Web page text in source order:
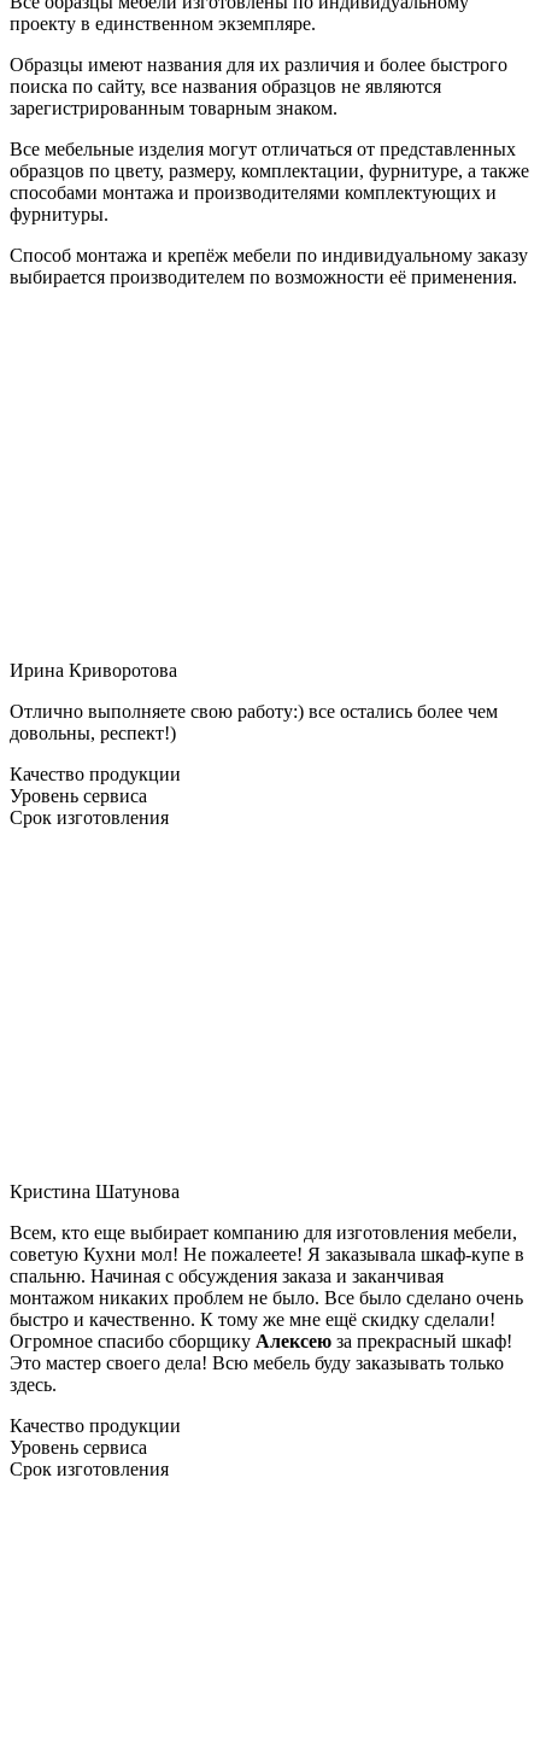
проекту в единственном экземпляре.
Образцы имеют названия для их различия и более быстрого
поиска по сайту, все названия образцов не являются
зарегистрированным товарным знаком.
Все мебельные изделия могут отличаться от представленных
образцов по цвету, размеру, комплектации, фурнитуре, а также
способами монтажа и производителями комплектующих и
фурнитуры.
Способ монтажа и крепёж мебели по индивидуальному заказу
выбирается производителем по возможности её применения.
Ирина Криворотова
Отлично выполняете свою работу:) все остались более чем
довольны, респект!)
Качество продукции
Уровень сервиса
Срок изготовления
Кристина Шатунова
Всем, кто еще выбирает компанию для изготовления мебели,
советую Кухни мол! Не пожалеете! Я заказывала шкаф-купе в
спальню. Начиная с обсуждения заказа и заканчивая
монтажом никаких проблем не было. Все было сделано очень
быстро и качественно. К тому же мне ещё скидку сделали!
Огромное спасибо сборщику Алексею за прекрасный шкаф!
Это мастер своего дела! Всю мебель буду заказывать только
здесь.
Качество продукции
Уровень сервиса
Срок изготовления